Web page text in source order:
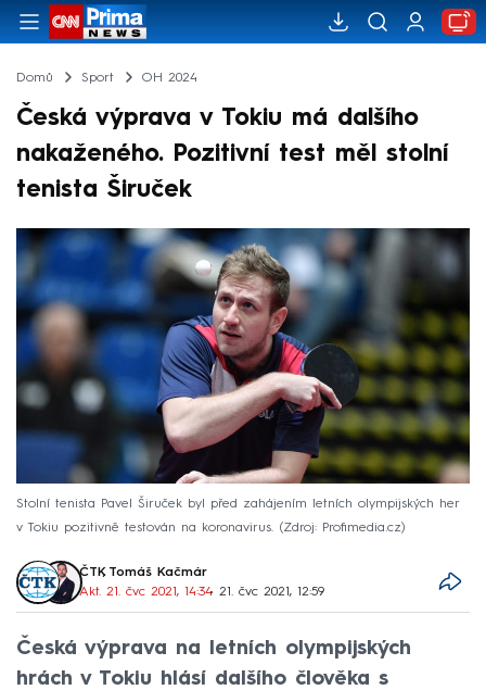
Domů Sport OH 2024
Česká výprava v Tokiu má dalšího
nakaženého. Pozitivní test měl stolní
tenista Širuček
Stolní tenista Pavel Širuček byl před zahájením letních olympijských her
v Tokiu pozitivně testován na koronavirus.
Zdroj: Profimedia.cz
ČTK, Tomáš Kačmár
Akt. 21. čvc 2021, 14:34• 21. čvc 2021, 12:59
Česká výprava na letních olympijských
hrách v Tokiu hlásí dalšího člověka s